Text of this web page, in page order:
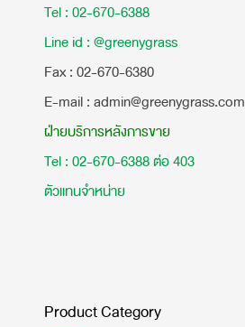
Tel : 02-670-6388
Line id : @greenygrass
​Fax : 02-670-6380
E-mail : admin@greenygrass.com
ฝ่ายบริการหลังการขาย
Tel : 02-670-6388 ต่อ 403
ตัวแทนจำหน่าย
Product Category